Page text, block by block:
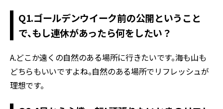
Q1.ゴールデンウイーク前の公開ということ
で、もし連休があったら何をしたい？
A.どこか遠くの自然のある場所に行きたいです。海も山も
どちらもいいですよね。自然のある場所でリフレッシュが
理想です。